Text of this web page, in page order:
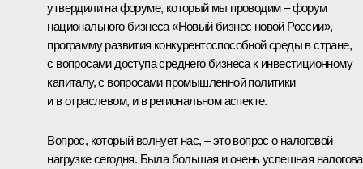
утвердили на форуме, который мы проводим – форум
национального бизнеса «Новый бизнес новой России»,
программу развития конкурентоспособной среды в стране,
с вопросами доступа среднего бизнеса к инвестиционному
капиталу, с вопросами промышленной политики
и в отраслевом, и в региональном аспекте.
Вопрос, который волнует нас, – это вопрос о налоговой
нагрузке сегодня. Была большая и очень успешная